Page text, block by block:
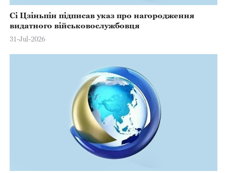
Сі Цзіньпін підписав указ про нагородження
видатного військовослужбовця
31-Jul-2026